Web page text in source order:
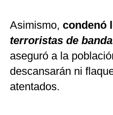
Asimismo, condenó
terroristas de
aseguró a la
descansarán ni
atentados.